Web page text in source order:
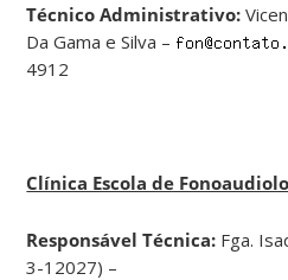
Técnico Administrativo:
Da Gama e Silva –
4912
Clínica Escola de
Responsável Técnica: Fga.
3-12027) –